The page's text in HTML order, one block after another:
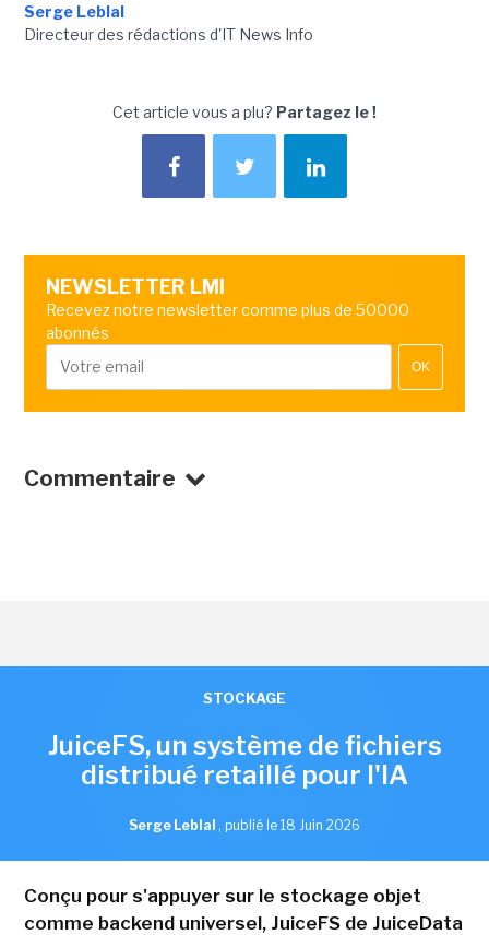
Serge Leblal
Directeur des rédactions d'IT News Info
Cet article vous a plu? Partagez le !
NEWSLETTER LMI
Recevez notre newsletter comme plus de 50000
abonnés
OK
Commentaire
STOCKAGE
JuiceFS, un système de fichiers
distribué retaillé pour l'IA
Serge Leblal , publié le 18 Juin 2026
Conçu pour s'appuyer sur le stockage objet
comme backend universel, JuiceFS de JuiceData